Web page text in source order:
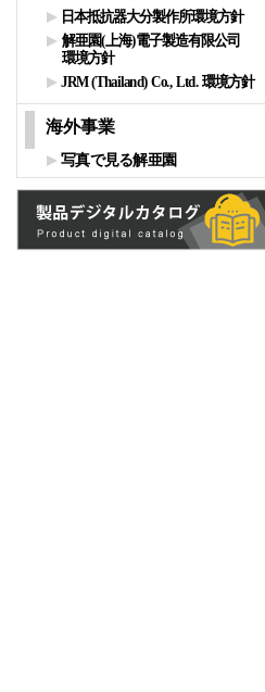
日本抵抗器大分製作所環境方針
解亜園(上海)電子製造有限公司
環境方針
JRM (Thailand) Co., Ltd. 環境方針
海外事業
写真で見る解亜園